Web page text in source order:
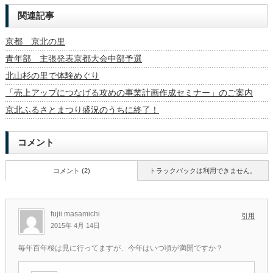
関連記事
京都 京北の里
青年部 主張発表京都大会中部予選
北山杉の里で体験めぐり
「売上アップにつなげる攻めの事業計画作成セミナー」のご案内
京北ふるさとまつり盛況のうちに終了！
コメント
トラックバックは利用できません。
コメント (2)
fujii masamichi
2015年 4月 14日
引用
毎年百年桜は見に行ってますが、今年はいつ頃が満開ですか？